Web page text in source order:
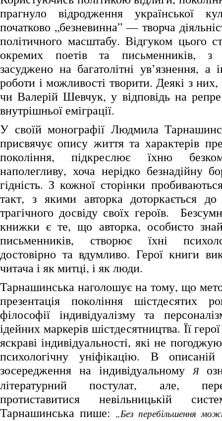
прагнуло відродження української
початково „безневинна” — творча
політичного масштабу. Відгуком цього
окремих поетів та письменників, з
засуджено на багатолітні ув’язнення, а
роботи і можливості творити. Деякі з
чи Валерій Шевчук, у відповідь на
внутрішньої еміграції.
У своїй монографії Людмила
присвячує опису життя та характерів
покоління, підкреслює їхню
наполегливу, хоча нерідко безнадійну
гідність. З кожної сторінки
такт, з якими авторка доторкається
трагічного досвіду своїх героїв.
книжки є те, що авторка, особисто
письменників, створює їхні
достовірно та вдумливо. Герої книги
читача і як митці, і як люди.
Тарнашинська наголошує на тому, що
презентація покоління шістдесятих
філософії індивідуалізму та
ідейних маркерів шістдесятництва. Її
яскраві індивідуальності, які не
психологічну уніфікацію. В
зосередження на індивідуальномуЯ
літературний постулат, але,
протиставитися невільницькій
Тарнашинська пише: „Без перебільшення